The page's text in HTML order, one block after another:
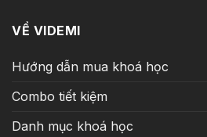
VỀ VIDEMI
Hướng dẫn mua khoá học
Combo tiết kiệm
Danh mục khoá học